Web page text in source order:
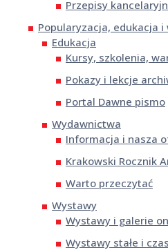
Przepisy
Popularyzacja, edukacja
Edukacja
Kursy, szkolenia,
Pokazy i lekcje
Portal Dawne pismo
Wydawnictwa
Informacja i nasza
Krakowski Rocznik
Warto przeczytać
Wystawy
Wystawy i galerie
Wystawy stałe i